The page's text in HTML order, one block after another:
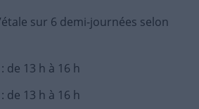
sur 6 demi-journées selon
de 13 h à 16 h
de 13 h à 16 h